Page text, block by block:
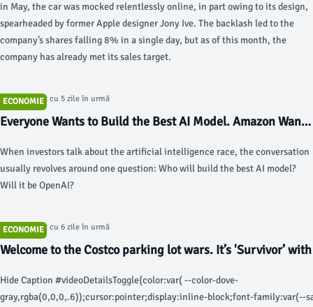
in May, the car was mocked relentlessly online, in part owing to its design,
spearheaded by former Apple designer Jony Ive. The backlash led to the
company’s shares falling 8% in a single day, but as of this month, the
company has already met its sales target.
ECONOMIE
Articol postat cu 5 zile în urmă
Everyone Wants to Build the Best AI Model. Amazon Wants
When investors talk about the artificial intelligence race, the conversation
usually revolves around one question: Who will build the best AI model?
Will it be OpenAI?
ECONOMIE
Articol postat cu 6 zile în urmă
Welcome to the Costco parking lot wars. It’s 'Survivor’ with
Hide Caption #videoDetailsToggle{color:var( --color-dove-
gray,rgba(0,0,0,.6));cursor:pointer;display:inline-block;font-family:var(--